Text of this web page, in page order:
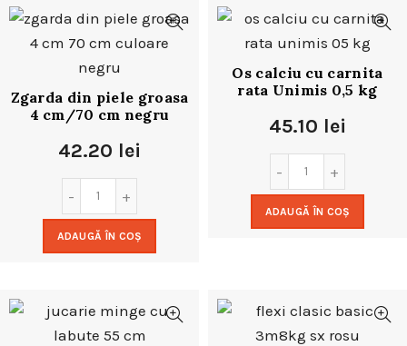
Zgarda din piele groasa
4 cm/70 cm negru
42.20 lei
ADAUGĂ ÎN COȘ
Os calciu cu carnita
rata Unimis 0,5 kg
45.10 lei
ADAUGĂ ÎN COȘ